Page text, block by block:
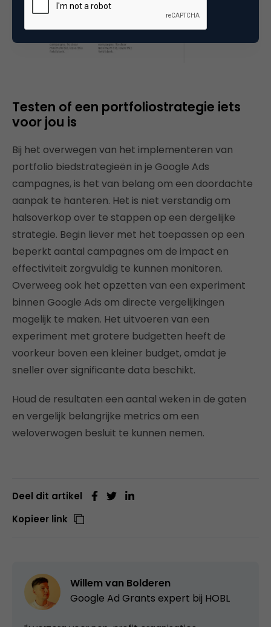
Testen of een portfoliostrategie iets
voor jou is
Bij het overwegen van het implementeren van
portfolio biedstrategieën in je Google Ads
campagnes, is het van belang om een doordachte
aanpak te hanteren. Het is niet verstandig om
halsoverkop over te stappen op een dergelijke
strategie. Begin liever met het toepassen op een
beperkt aantal campagnes om de impact en
effectiviteit zorgvuldig te kunnen monitoren.
Overweeg ook het opzetten van een experiment
binnen Google Ads om directe vergelijkingen
mogelijk te maken. Het uitvoeren van een
experiment met grotere budgetten heeft de
voorkeur boven een kleiner budget, omdat je
sneller over significante data beschikt.
Houd de resultaten een aantal weken in de gaten
en vergelijk belangrijke metrics om een
weloverwogen besluit te kunnen nemen.
Deel dit artikel
Kopieer link
Willem van Bolderen
Google Ad Grants expert bij HOBL